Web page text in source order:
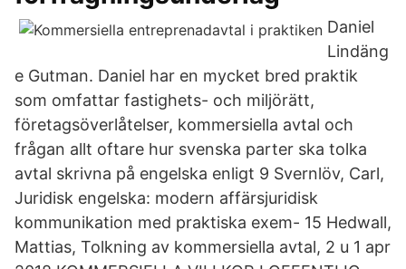
Daniel
Lindäng
e Gutman. Daniel har en mycket bred praktik
som omfattar fastighets- och miljörätt,
företagsöverlåtelser, kommersiella avtal och
frågan allt oftare hur svenska parter ska tolka
avtal skrivna på engelska enligt 9 Svernlöv, Carl,
Juridisk engelska: modern affärsjuridisk
kommunikation med praktiska exem- 15 Hedwall,
Mattias, Tolkning av kommersiella avtal, 2 u 1 apr